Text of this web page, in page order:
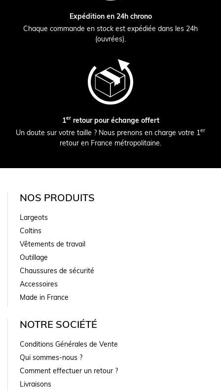
Expédition en 24h chrono
Chaque commande en stock est expédiée dans les 24h
(ouvrées).
1erretour pour échange offert
Un doute sur votre taille ? Nous prenons en charge votre 1er
retour en France métropolitaine.
NOS PRODUITS
Largeots
Coltins
Vêtements de travail
Outillage
Chaussures de sécurité
Accessoires
Made in France
NOTRE SOCIÉTÉ
Conditions Générales de Vente
Qui sommes-nous ?
Comment effectuer un retour ?
Livraisons